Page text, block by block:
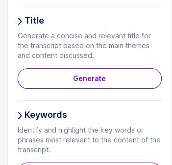
Title
Generate a concise and relevant title for
the transcript based on the main themes
and content discussed.
Generate
Keywords
Identify and highlight the key words or
phrases most relevant to the content of the
transcript.